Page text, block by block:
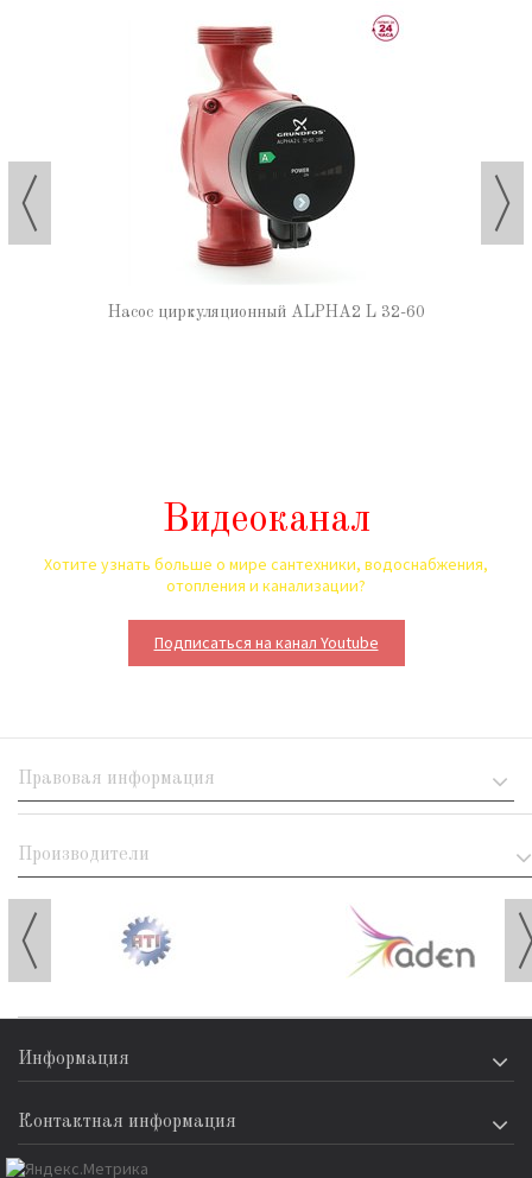
Насос циркуляционный ALPHA2 L 32-60
Видеоканал
Хотите узнать больше о мире сантехники, водоснабжения,
отопления и канализации?
Подписаться на канал Youtube
Правовая информация
Производители
Информация
Контактная информация